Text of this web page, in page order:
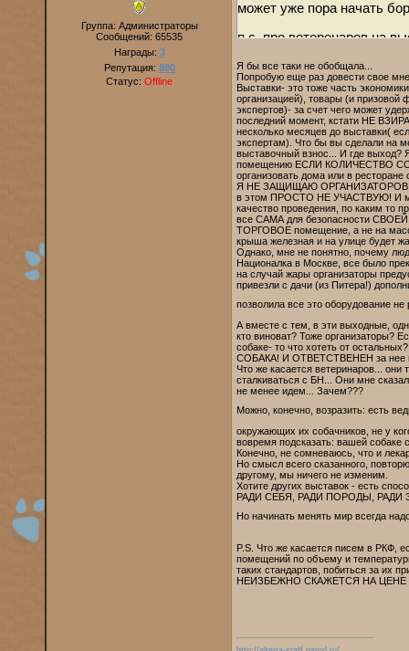
Группа: Администраторы
Сообщений: 65535
Награды: 3
Репутация: 890
Статус: Offline
может уже пора начать
п.с. про ветеренаров на
обычной перекиси нет
Я бы все таки не обобщала...
Попробую еще раз довести свое
Выставки- это тоже часть
организацией), товары (и
экспертов)- за счет чего может
последний момент, кстати НЕ
несколько месяцев до выставки(
экспертам). Что бы вы сделали на
выставочный взнос... И где выход?
помещению ЕСЛИ КОЛИЧЕСТВО
организовать дома или в ресторане
Я НЕ ЗАЩИЩАЮ ОРГАНИЗАТОРОВ
в этом ПРОСТО НЕ УЧАСТВУЮ! И мой
качество проведения, по каким то
все САМА для безопасности СВОЕЙ
ТОРГОВОЕ помещение, а не на
крыша железная и на улице будет
Однако, мне не понятно, почему
Националка в Москве, все было
на случай жары организаторы
привезли с дачи (из Питера!)
позволила все это оборудование не
А вместе с тем, в эти выходные,
кто виноват? Тоже организаторы?
собаке- то что хотеть от
СОБАКА! И ОТВЕТСТВЕНЕН за
Что же касается ветеринаров...
сталкиваться с БН... Они мне
не менее идем... Зачем???
Можно, конечно, возразить: есть
окружающих их собачников, не у
вовремя подсказать: вашей
Конечно, не сомневаюсь, что и
Но смысл всего сказанного,
другому, мы ничего не изменим.
Хотите других выставок - есть
РАДИ СЕБЯ, РАДИ ПОРОДЫ, РАДИ
Но начинать менять мир всегда
P.S. Что же касается писем в РКФ,
помещений по объему и
таких стандартов, побиться за их
НЕИЗБЕЖНО СКАЖЕТСЯ НА ЦЕНЕ -